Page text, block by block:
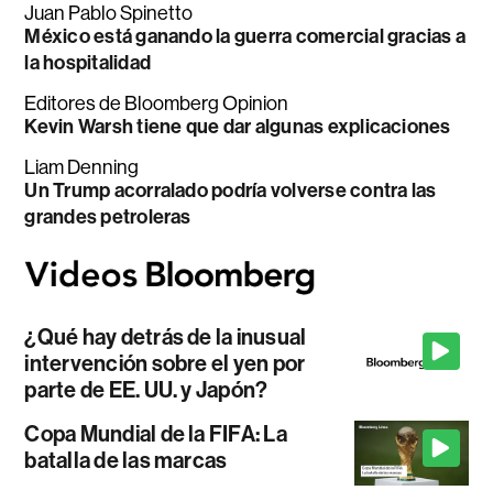
Juan Pablo Spinetto
México está ganando la guerra comercial gracias a
la hospitalidad
Editores de Bloomberg Opinion
Kevin Warsh tiene que dar algunas explicaciones
Liam Denning
Un Trump acorralado podría volverse contra las
grandes petroleras
¿Qué hay detrás de la inusual
intervención sobre el yen por
parte de EE. UU. y Japón?
Copa Mundial de la FIFA: La
batalla de las marcas